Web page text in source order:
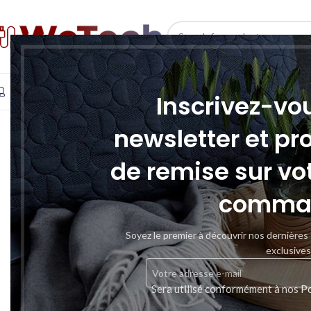
Inscrivez-
newsletter et
de remise sur
Soyez le premier à découvrir nos
exclusives
Sera utilisé conformément à nos
SELECT CATEGORY
INFORMATIQUE TÉLÉPHONIE & TABLETTE STOCKAGE